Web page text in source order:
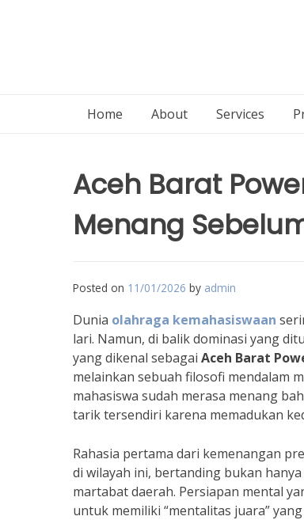
Home About Services
Aceh Barat
Menang
Posted on 11/01/2026 by admin
Dunia olahraga kemahasiswaan
lari. Namun, di balik dominasi yang
yang dikenal sebagai Aceh Barat
melainkan sebuah filosofi mendalam
mahasiswa sudah merasa menang
tarik tersendiri karena memadukan
Rahasia pertama dari kemenangan
di wilayah ini, bertanding bukan
martabat daerah. Persiapan mental
untuk memiliki “mentalitas juara”